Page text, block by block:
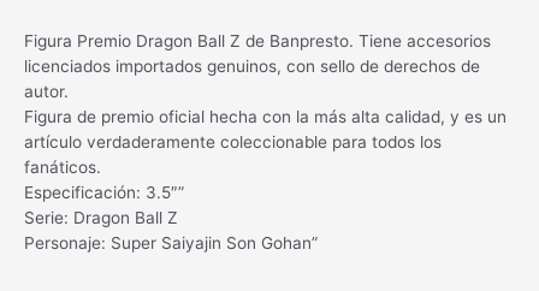
Figura Premio Dragon Ball Z de Banpresto. Tiene accesorios
licenciados importados genuinos, con sello de derechos de
autor.
Figura de premio oficial hecha con la más alta calidad, y es un
artículo verdaderamente coleccionable para todos los
fanáticos.
Especificación: 3.5″”
Serie: Dragon Ball Z
Personaje: Super Saiyajin Son Gohan”